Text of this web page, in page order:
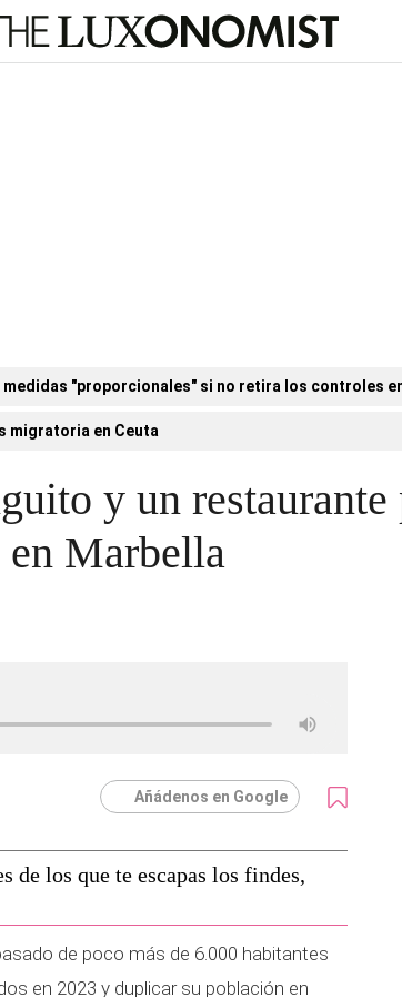
medidas "proporcionales" si no retira los controles
migratoria en Ceuta
y un restaurante
Marbella
Añádenos en Google
de los que te escapas los findes,
de poco más de 6.000 habitantes
en 2023 y duplicar su población en